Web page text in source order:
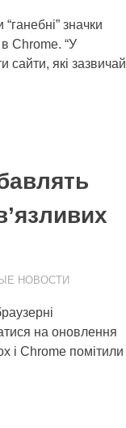
значки
Chrome. “У
які зазвичай
НОВОСТИ
на оновлення
і Chrome помітили